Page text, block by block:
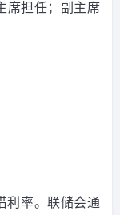
席担任；副主席
利率。联储会通